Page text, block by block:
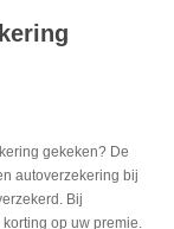
gekeken? De
autoverzekering bij
Bij
op uw premie.